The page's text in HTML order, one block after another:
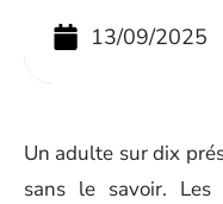
13/09/2025
Un adulte sur dix
sans le savoir. Les